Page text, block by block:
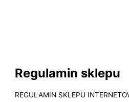
Regulamin sklepu
REGULAMIN SKLEPU